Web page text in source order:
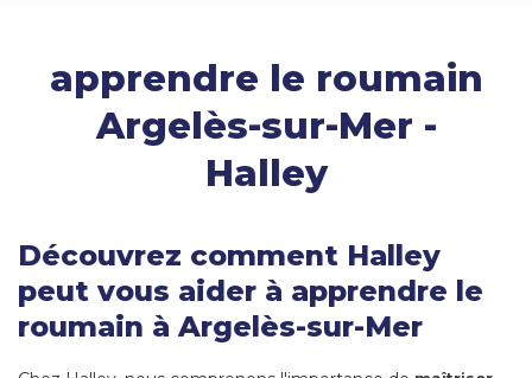
apprendre le roumain
Argelès-sur-Mer -
Halley
Découvrez comment Halley
peut vous aider à apprendre le
roumain à Argelès-sur-Mer